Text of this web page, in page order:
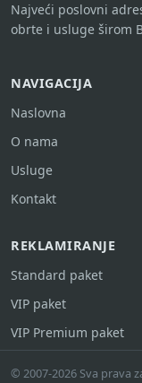
Najveći poslovni
obrte i usluge širom
NAVIGACIJA
Naslovna
O nama
Usluge
Kontakt
REKLAMIRANJE
Standard paket
VIP paket
VIP Premium paket
© 2007-2026 Sva prava